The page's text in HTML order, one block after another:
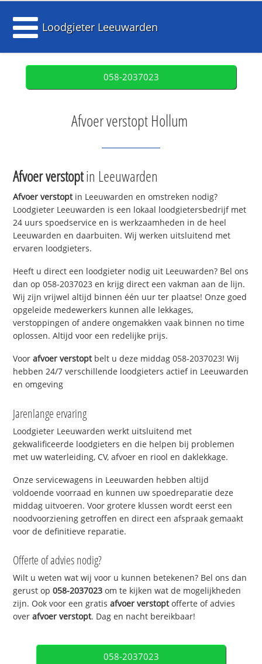
Loodgieter Leeuwarden
058-2037023
Afvoer verstopt Hollum
Afvoer verstoptin Leeuwarden
Afvoer verstoptin Leeuwarden en omstreken nodig?
Loodgieter Leeuwarden is een lokaal loodgietersbedrijf met
24 uurs spoedservice en is werkzaamheden in de heel
Leeuwarden en daarbuiten. Wij werken uitsluitend met
ervaren loodgieters.
Heeft u direct een loodgieter nodig uit Leeuwarden? Bel ons
dan op 058-2037023 en krijg direct een vakman aan de lijn.
Wij zijn vrijwel altijd binnen één uur ter plaatse! Onze goed
opgeleide medewerkers kunnen alle lekkages,
verstoppingen of andere ongemakken vaak binnen no time
oplossen. Altijd voor een redelijke prijs.
Voorafvoer verstoptbelt u deze middag 058-2037023! Wij
hebben 24/7 verschillende loodgieters actief in Leeuwarden
en omgeving
Jarenlange ervaring
Loodgieter Leeuwarden werkt uitsluitend met
gekwalificeerde loodgieters en die helpen bij problemen
met uw waterleiding, CV, afvoer en riool en daklekkage.
Onze servicewagens in Leeuwarden hebben altijd
voldoende voorraad en kunnen uw spoedreparatie deze
middag uitvoeren. Voor grotere klussen wordt eerst een
noodvoorziening getroffen en direct een afspraak gemaakt
voor de definitieve reparatie.
Offerte of advies nodig?
Wilt u weten wat wij voor u kunnen betekenen? Bel ons dan
gerust op058-2037023 om te kijken wat de mogelijkheden
zijn. Ook voor een gratisafvoer verstoptofferte of advies
overafvoer verstopt. Dag en nacht bereikbaar!
058-2037023